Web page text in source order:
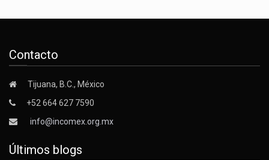
Contacto
Tijuana, B.C., México
+52 664 627 7590
info@incomex.org.mx
Últimos blogs